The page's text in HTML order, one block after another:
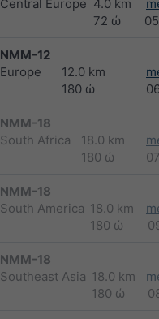
Central Europe 4.0 km
72 ώ
NMM-12
Europe
12.0 km
180 ώ
NMM-18
South Africa
18.0 km
180 ώ
NMM-18
South America 18.0 km
180 ώ
NMM-18
Southeast Asia 18.0 km
180 ώ